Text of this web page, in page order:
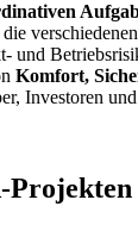
und
Komfort,
Investoren
Projekten